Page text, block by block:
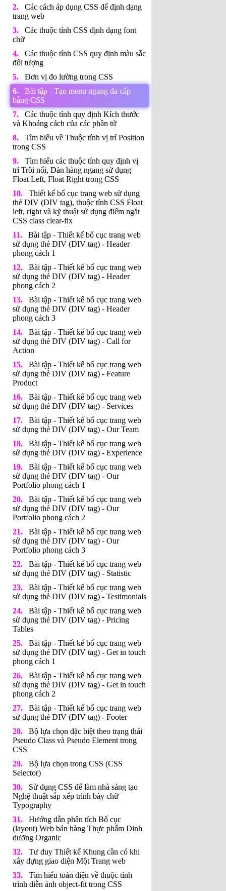
Các cách áp dụng CSS để định dạng
trang web
Các thuộc tính CSS định dạng font
chữ
Các thuộc tính CSS quy định màu sắc
đối tượng
Đơn vị đo lường trong CSS
Bài tập - Tạo menu ngang đa cấp
bằng CSS
Các thuộc tính quy định Kích thước
và Khoảng cách của các phần tử
Tìm hiểu về Thuộc tính vị trí Position
trong CSS
Tìm hiểu các thuộc tính quy định vị
trí Trôi nổi, Dàn hàng ngang sử dụng
Float Left, Float Right trong CSS
Thiết kế bố cục trang web sử dụng
thẻ DIV (DIV tag), thuộc tính CSS Float
left, right và kỹ thuật sử dụng điểm ngắt
CSS class clear-fix
Bài tập - Thiết kế bố cục trang web
sử dụng thẻ DIV (DIV tag) - Header
phong cách 1
Bài tập - Thiết kế bố cục trang web
sử dụng thẻ DIV (DIV tag) - Header
phong cách 2
Bài tập - Thiết kế bố cục trang web
sử dụng thẻ DIV (DIV tag) - Header
phong cách 3
Bài tập - Thiết kế bố cục trang web
sử dụng thẻ DIV (DIV tag) - Call for
Action
Bài tập - Thiết kế bố cục trang web
sử dụng thẻ DIV (DIV tag) - Feature
Product
Bài tập - Thiết kế bố cục trang web
sử dụng thẻ DIV (DIV tag) - Services
Bài tập - Thiết kế bố cục trang web
sử dụng thẻ DIV (DIV tag) - Our Team
Bài tập - Thiết kế bố cục trang web
sử dụng thẻ DIV (DIV tag) - Experience
Bài tập - Thiết kế bố cục trang web
sử dụng thẻ DIV (DIV tag) - Our
Portfolio phong cách 1
Bài tập - Thiết kế bố cục trang web
sử dụng thẻ DIV (DIV tag) - Our
Portfolio phong cách 2
Bài tập - Thiết kế bố cục trang web
sử dụng thẻ DIV (DIV tag) - Our
Portfolio phong cách 3
Bài tập - Thiết kế bố cục trang web
sử dụng thẻ DIV (DIV tag) - Statistic
Bài tập - Thiết kế bố cục trang web
sử dụng thẻ DIV (DIV tag) - Testimonials
Bài tập - Thiết kế bố cục trang web
sử dụng thẻ DIV (DIV tag) - Pricing
Tables
Bài tập - Thiết kế bố cục trang web
sử dụng thẻ DIV (DIV tag) - Get in touch
phong cách 1
Bài tập - Thiết kế bố cục trang web
sử dụng thẻ DIV (DIV tag) - Get in touch
phong cách 2
Bài tập - Thiết kế bố cục trang web
sử dụng thẻ DIV (DIV tag) - Footer
Bộ lựa chọn đặc biệt theo trạng thái
Pseudo Class và Pseudo Element trong
CSS
Bộ lựa chọn trong CSS (CSS
Selector)
Sử dụng CSS để làm nhà sáng tạo
Nghệ thuật sắp xếp trình bày chữ
Typography
Hướng dẫn phân tích Bố cục
(layout) Web bán hàng Thực phẩm Dinh
dưỡng Organic
Tư duy Thiết kế Khung cần có khi
xây dựng giao diện Một Trang web
Tìm hiểu toàn diện về thuộc tính
trình diễn ảnh object-fit trong CSS